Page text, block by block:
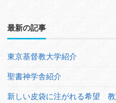
最新の記事
東京基督教大学紹介
聖書神学舎紹介
新しい皮袋に注がれる希望